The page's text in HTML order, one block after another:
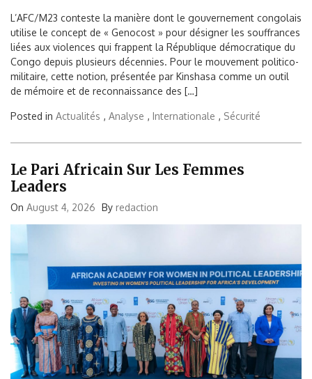
L’AFC/M23 conteste la manière dont le gouvernement congolais
utilise le concept de « Genocost » pour désigner les souffrances
liées aux violences qui frappent la République démocratique du
Congo depuis plusieurs décennies. Pour le mouvement politico-
militaire, cette notion, présentée par Kinshasa comme un outil
de mémoire et de reconnaissance des […]
Posted in Actualités , Analyse , Internationale , Sécurité
Le Pari Africain Sur Les Femmes
Leaders
On August 4, 2026 By redaction